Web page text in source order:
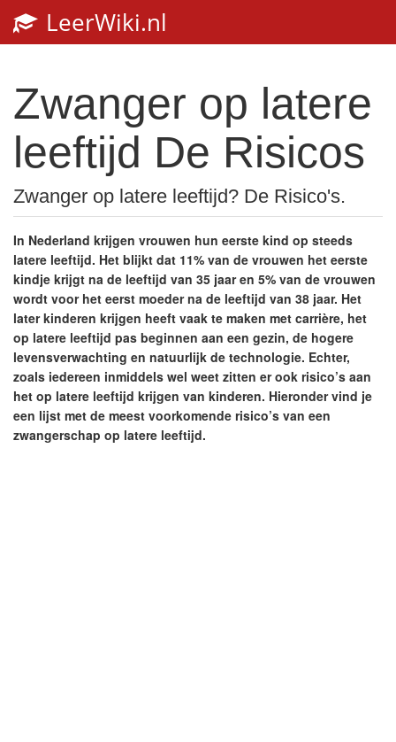
LeerWiki.nl
Zwanger op latere
leeftijd De Risicos
Zwanger op latere leeftijd? De Risico's.
In Nederland krijgen vrouwen hun eerste kind op steeds
latere leeftijd. Het blijkt dat 11% van de vrouwen het eerste
kindje krijgt na de leeftijd van 35 jaar en 5% van de vrouwen
wordt voor het eerst moeder na de leeftijd van 38 jaar. Het
later kinderen krijgen heeft vaak te maken met carrière, het
op latere leeftijd pas beginnen aan een gezin, de hogere
levensverwachting en natuurlijk de technologie. Echter,
zoals iedereen inmiddels wel weet zitten er ook risico’s aan
het op latere leeftijd krijgen van kinderen. Hieronder vind je
een lijst met de meest voorkomende risico’s van een
zwangerschap op latere leeftijd.